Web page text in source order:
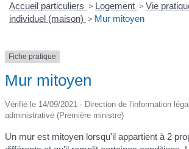
Accueil particuliers > Logement > Vie
individuel (maison) > Mur mitoyen
Fiche pratique
Mur mitoyen
Vérifié le 14/09/2021 - Direction de l'information
administrative (Première ministre)
Un mur est mitoyen lorsqu'il appartient à 2